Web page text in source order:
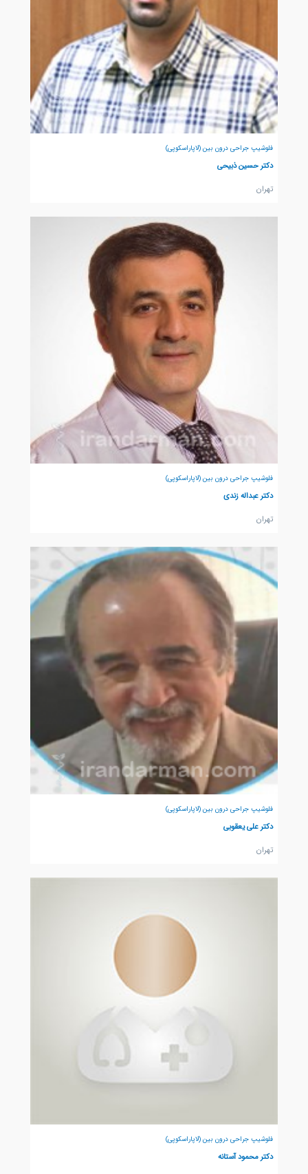
فلوشیپ جراحی درون بین (لاپاراسکوپی)
دکتر حسین ذبیحی
تهران
فلوشیپ جراحی درون بین (لاپاراسکوپی)
دکتر عبداله زندی
تهران
فلوشیپ جراحی درون بین (لاپاراسکوپی)
دکتر علی یعقوبی
تهران
فلوشیپ جراحی درون بین (لاپاراسکوپی)
دکتر محمود آستانه